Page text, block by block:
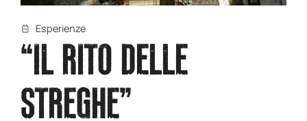
Esperienze
“IL RITO DELLE
STREGHE”